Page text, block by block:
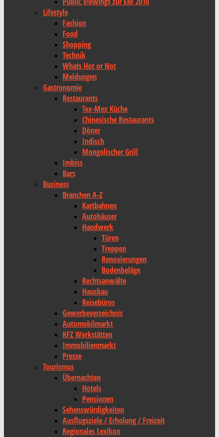
Lifestyle
Fashion
Food
Shopping
Technik
Whats Hot or Not
Meldungen
Gastronomie
Restaurants
Tex-Mex Küche
Chinesische Restaurants
Döner
Indisch
Mongolischer Grill
Imbiss
Bars
Business
Branchen A-Z
Kartbahnen
Autohäuser
Handwerk
Türen
Treppen
Renovierungen
Bodenbeläge
Rechtsanwälte
Hausbau
Reisebüros
Gewerbeverzeichnis
Automobilmarkt
KFZ Werkstätten
Immobilienmarkt
Presse
Tourismus
Übernachten
Hotels
Pensionen
Sehenswürdigkeiten
Ausflugsziele / Erholung / Freizeit
Regionales Lexikon